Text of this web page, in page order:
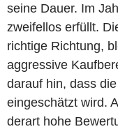
seine Dauer. Im
zweifellos erfüllt.
richtige Richtung,
aggressive
darauf hin, dass
eingeschätzt wird.
derart hohe